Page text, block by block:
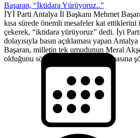
Başaran, “İktidara Yürüyoruz..”
İYİ Parti Antalya İl Başkanı Mehmet
kısa sürede önemli mesafeler kat
çekerek, “iktidara yürüyoruz” dedi. İyi
dolayısıyla basın açıklaması yapan
Başaran, milletin tek umudunun Meral
olduğunu söyledi. Başaran, konuşmasına